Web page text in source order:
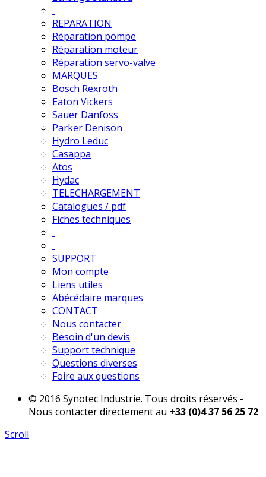
REPARATION
Réparation pompe
Réparation moteur
Réparation servo-valve
MARQUES
Bosch Rexroth
Eaton Vickers
Sauer Danfoss
Parker Denison
Hydro Leduc
Casappa
Atos
Hydac
TELECHARGEMENT
Catalogues / pdf
Fiches techniques
SUPPORT
Mon compte
Liens utiles
Abécédaire marques
CONTACT
Nous contacter
Besoin d'un devis
Support technique
Questions diverses
Foire aux questions
© 2016 Synotec Industrie. Tous droits réservés -
Nous contacter directement au +33 (0)4 37 56 25 72
Scroll